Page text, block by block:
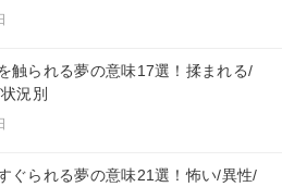
触られる夢の意味17選！揉まれる/
況別
ぐられる夢の意味21選！怖い/異性/